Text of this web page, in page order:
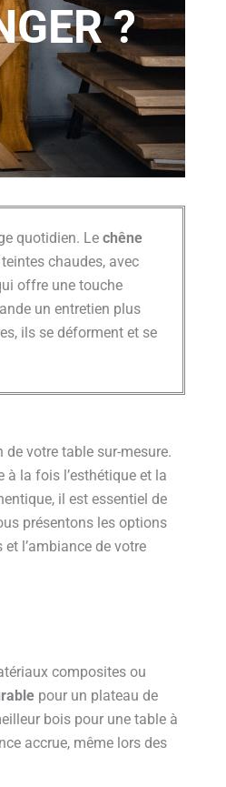
?
quotidien. Le chêne
chaudes, avec
offre une touche
un entretien plus
ils se déforment et se
votre table sur-mesure.
à la fois l’esthétique et la
il est essentiel de
présentons les options
l’ambiance de votre
composites ou
pour un plateau de
bois pour une table à
accrue, même lors des